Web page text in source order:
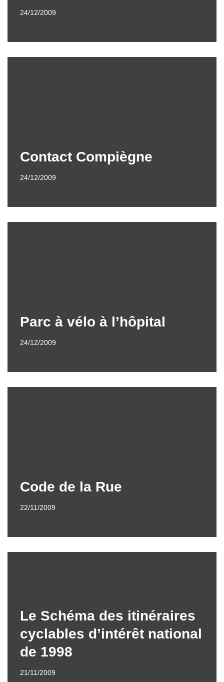
24/12/2009
Contact Compiègne
24/12/2009
Parc à vélo à l’hôpital
24/12/2009
Code de la Rue
22/11/2009
Le Schéma des itinéraires
cyclables d’intérêt national
de 1998
21/11/2009